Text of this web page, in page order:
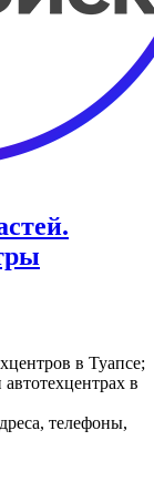
в Туапсе;
в
телефоны,